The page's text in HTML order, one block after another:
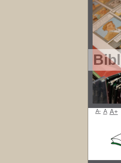
A- A A+